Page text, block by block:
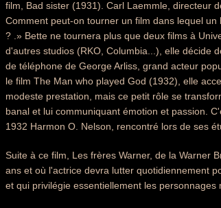
film, Bad sister (1931). Carl Laemmle, directeur
Comment peut-on tourner un film dans lequel
? .» Bette ne tournera plus que deux films à
d'autres studios (RKO, Columbia...), elle décide
de téléphone de George Arliss, grand acteur
le film The Man who played God (1932), elle
modeste prestation, mais ce petit rôle se
banal et lui communiquant émotion et passion.
1932 Harmon O. Nelson, rencontré lors de ses
Suite à ce film, Les frères Warner, de la Warner
ans et où l'actrice devra lutter quotidiennement
et qui privilégie essentiellement les personnages